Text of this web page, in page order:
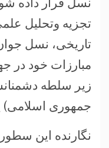
تجزیه وتحلیل
تاریخی، نسل
مبارزات خود در
زیر سلطه
جمهوری اسلامی)
نگارنده این